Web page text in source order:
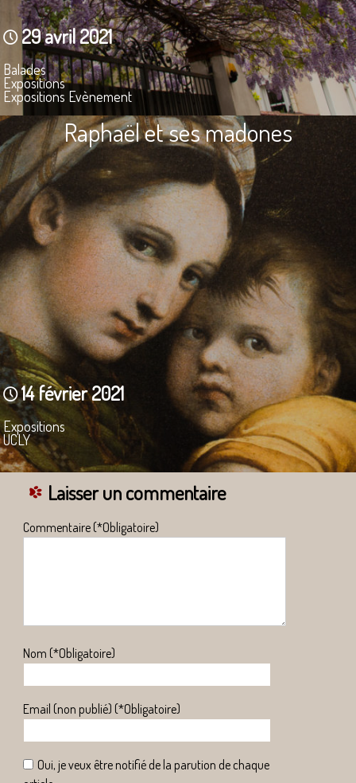
29 avril 2021
Balades
Expositions
Expositions Evènement
Raphaël et ses madones
14 février 2021
Expositions
UCLY
Laisser un commentaire
Commentaire (*Obligatoire)
Nom (*Obligatoire)
Email (non publié) (*Obligatoire)
Oui, je veux être notifié de la parution de chaque